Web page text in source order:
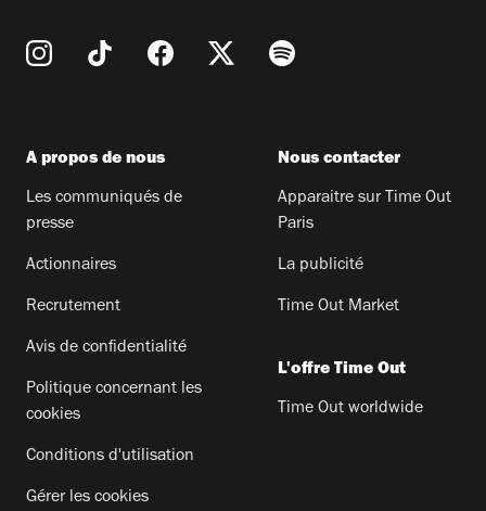
A propos de nous
Les communiqués de
presse
Actionnaires
Recrutement
Avis de confidentialité
Politique concernant les
cookies
Conditions d'utilisation
Gérer les cookies
Nous contacter
Apparaitre sur Time Out
Paris
La publicité
Time Out Market
L'offre Time Out
Time Out worldwide